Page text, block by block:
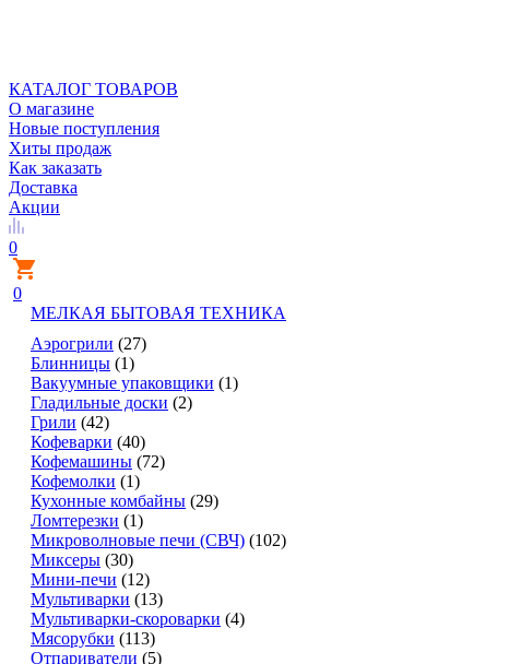
КАТАЛОГ ТОВАРОВ
О магазине
Новые поступления
Хиты продаж
Как заказать
Доставка
Акции
0
0
МЕЛКАЯ БЫТОВАЯ ТЕХНИКА
Аэрогрили (27)
Блинницы (1)
Вакуумные упаковщики (1)
Гладильные доски (2)
Грили (42)
Кофеварки (40)
Кофемашины (72)
Кофемолки (1)
Кухонные комбайны (29)
Ломтерезки (1)
Микроволновые печи (СВЧ) (102)
Миксеры (30)
Мини-печи (12)
Мультиварки (13)
Мультиварки-скороварки (4)
Мясорубки (113)
Отпариватели (5)